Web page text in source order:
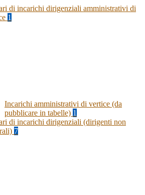
di incarichi dirigenziali amministrativi di
1
Incarichi amministrativi di vertice (da
pubblicare in tabelle) 1
di incarichi dirigenziali (dirigenti non
7